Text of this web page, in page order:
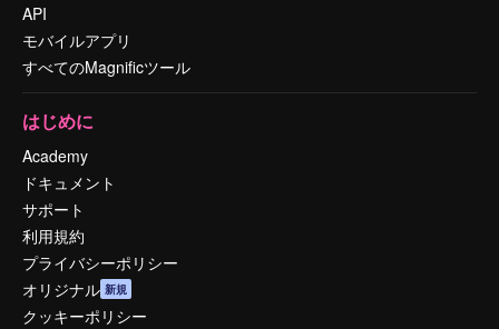
API
モバイルアプリ
すべてのMagnificツール
はじめに
Academy
ドキュメント
サポート
利用規約
プライバシーポリシー
オリジナル 新規
クッキーポリシー